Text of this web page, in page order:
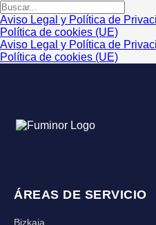
Aviso Legal y Política de
Política de cookies (UE)
Aviso Legal y Política de
Política de cookies (UE)
ÁREAS DE SERVICIO
Bizkaia